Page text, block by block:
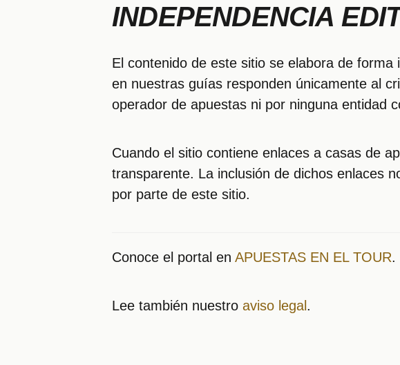
INDEPENDENCIA
El contenido de este sitio se elabora de
en nuestras guías responden únicamente al
operador de apuestas ni por ninguna entidad
Cuando el sitio contiene enlaces a casas de
transparente. La inclusión de dichos enlaces
por parte de este sitio.
Conoce el portal en APUESTAS EN EL TOUR.
Lee también nuestro aviso legal .